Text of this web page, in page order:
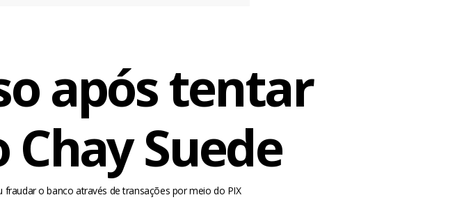
após tentar
Suede
o banco através de transações por meio do PIX